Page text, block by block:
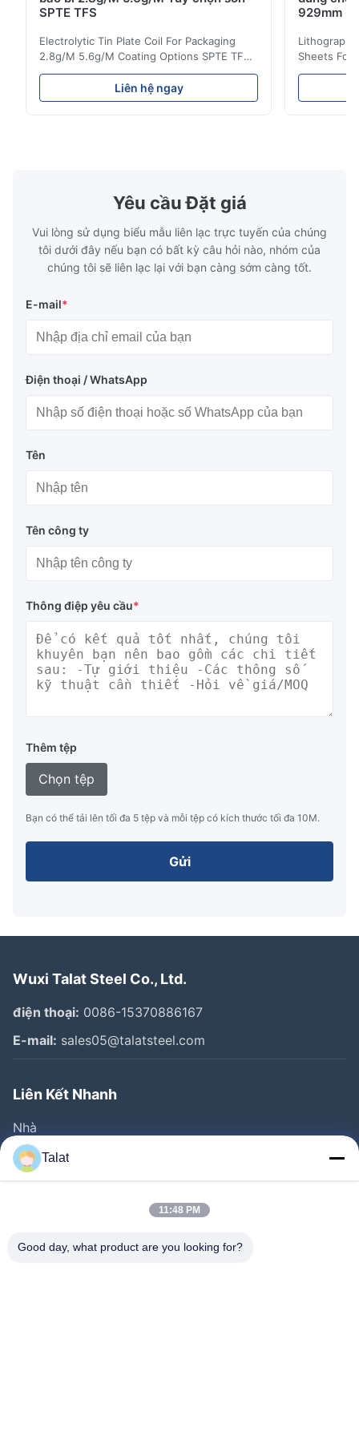
SPTE TFS
Electrolytic Tin Plate Coil For Packaging
2.8g/M 5.6g/M Coating Options SPTE TFS
Electrolytic Tin Plate Coil for Packaging -
2.8/2.8 & 5.6/5.6g/m Coating Options SPTE
TFS Electrolytic Tin Plate (ETP) represents
robust and adaptable. Engineered
Liên hệ ngay
929mm
Sheets For
929mm
packaging
Yêu cầu Đặt giá
Vui lòng sử dụng biểu mẫu liên lạc trực tuyến của chúng
tôi dưới đây nếu bạn có bất kỳ câu hỏi nào, nhóm của
chúng tôi sẽ liên lạc lại với bạn càng sớm càng tốt.
E-mail*
Điện thoại / WhatsApp
Tên
Tên công ty
Thông điệp yêu cầu*
Thêm tệp
Chọn tệp
Bạn có thể tải lên tối đa 5 tệp và mỗi tệp có kích thước tối đa 10M.
Gửi
Wuxi Talat Steel Co., Ltd.
điện thoại: 0086-15370886167
E-mail: sales05@talatsteel.com
Liên Kết Nhanh
Nhà
Sản Phẩm
Về Chúng Tôi
Kiểm Soát Chất Lượng
Talat
11:48 PM
Good day, what product are you looking for?